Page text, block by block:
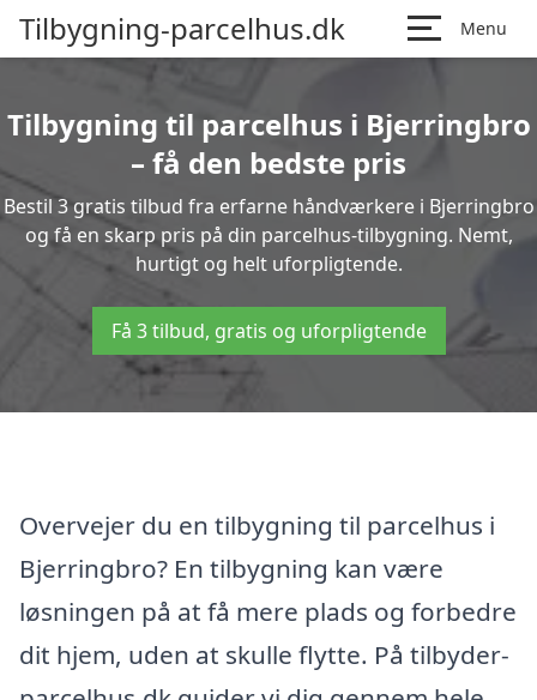
Tilbygning-parcelhus.dk Menu
Tilbygning til parcelhus i Bjerringbro
– få den bedste pris
Bestil 3 gratis tilbud fra erfarne håndværkere i Bjerringbro
og få en skarp pris på din parcelhus-tilbygning. Nemt,
hurtigt og helt uforpligtende.
Få 3 tilbud, gratis og uforpligtende
Overvejer du en tilbygning til parcelhus i
Bjerringbro? En tilbygning kan være
løsningen på at få mere plads og forbedre
dit hjem, uden at skulle flytte. På tilbyder-